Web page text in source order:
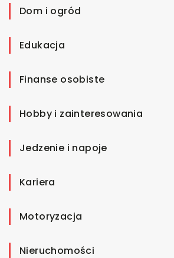
Dom i ogród
Edukacja
Finanse osobiste
Hobby i zainteresowania
Jedzenie i napoje
Kariera
Motoryzacja
Nieruchomości